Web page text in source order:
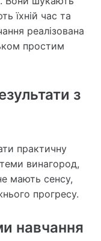
їхній час та
реалізована
простим
з
практичну
винагород,
мають сенсу,
прогресу.
навчання